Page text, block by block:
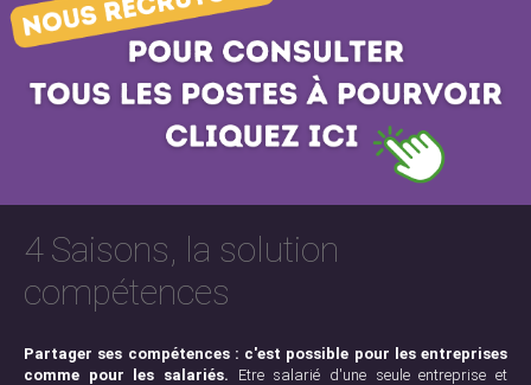
4 Saisons, la solution
compétences
Partager ses compétences : c'est possible pour les entreprises
comme pour les salariés. Etre salarié d'une seule entreprise et